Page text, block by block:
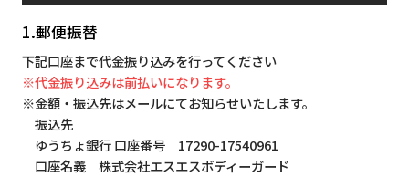
1.郵便振替
下記口座まで代金振り込みを行ってください
※代金振り込みは前払いになります。
※金額・振込先はメールにてお知らせいたします。
振込先
ゆうちょ銀行 口座番号 17290-17540961
口座名義 株式会社エスエスボディーガード